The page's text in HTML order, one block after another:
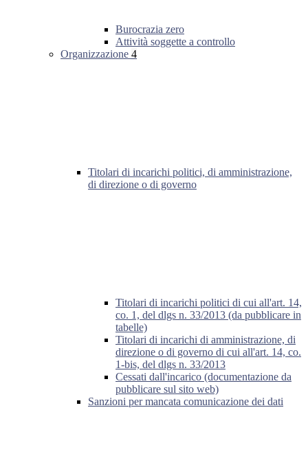
Burocrazia zero
Attività soggette a controllo
Organizzazione 4
Titolari di incarichi politici, di amministrazione,
di direzione o di governo
Titolari di incarichi politici di cui all'art. 14,
co. 1, del dlgs n. 33/2013 (da pubblicare in
tabelle)
Titolari di incarichi di amministrazione, di
direzione o di governo di cui all'art. 14, co.
1-bis, del dlgs n. 33/2013
Cessati dall'incarico (documentazione da
pubblicare sul sito web)
Sanzioni per mancata comunicazione dei dati